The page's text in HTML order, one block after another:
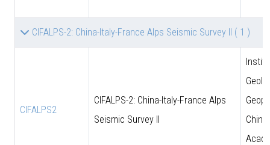
CIFALPS-2: China-Italy-France Alps Seismic Survey II ( 1 )
CIFALPS2
CIFALPS-2: China-Italy-France Alps
Seismic Survey II